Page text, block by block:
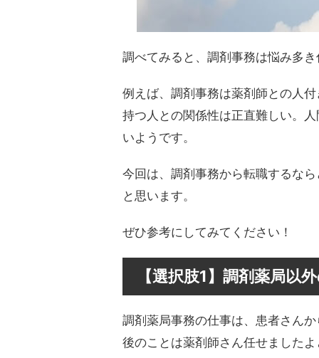
調べてみると、調剤事務は悩み多
例えば、調剤事務は薬剤師との人
持つ人との関係性は正直難しい。
いようです。
今回は、調剤事務から転職するな
と思います。
ぜひ参考にしてみてください！
【選択肢1】調剤薬局以
調剤薬局事務の仕事は、患者さん
後のことは薬剤師さん任せました